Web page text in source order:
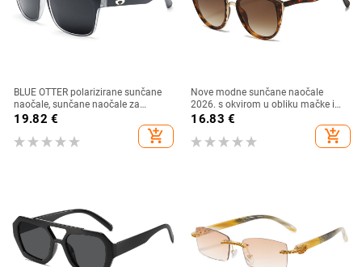
BLUE OTTER polarizirane sunčane
naočale, sunčane naočale za
sportove na otvorenom, sunčane
naočale za plažu, naočale za
ribolov, sunčane naočale za vožnju,
19.82 €
add_shopping_cart
Nove modne sunčane naočale
2026. s okvirom u obliku mačke i
zlatnim rubom - moderne,
16.83 €
add_shopping_cart